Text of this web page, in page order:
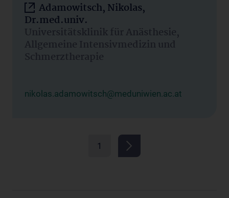
Adamowitsch, Nikolas,
Dr.med.univ.
Universitätsklinik für Anästhesie,
Allgemeine Intensivmedizin und
Schmerztherapie
nikolas.adamowitsch@meduniwien.ac.at
1